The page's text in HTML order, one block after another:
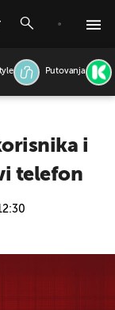
Putovanja
i
telefon